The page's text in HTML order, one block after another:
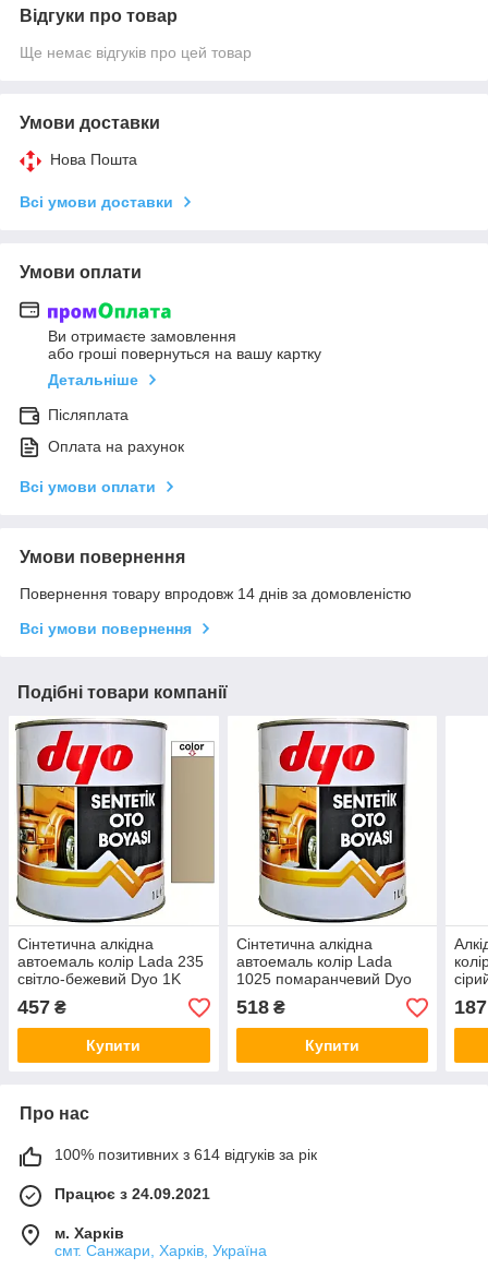
Відгуки про товар
Ще немає відгуків про цей товар
Умови доставки
Нова Пошта
Всі умови доставки
Умови оплати
Ви отримаєте замовлення
або гроші повернуться на вашу картку
Детальніше
Післяплата
Оплата на рахунок
Всі умови оплати
Умови повернення
Повернення товару впродовж 14 днів за домовленістю
Всі умови повернення
Подібні товари компанії
Сінтетична алкідна
автоемаль колір Lada 235
світло-бежевий Dyo 1K
Alkyd 1кг
457 ₴
Купити
Сінтетична алкідна
автоемаль колір Lada
1025 помаранчевий Dyo
1K Alkyd 1кг
518₴
Купити
187
Про нас
100% позитивних з 614 відгуків за рік
Працює з 24.09.2021
м. Харків
смт. Санжари, Харків, Україна